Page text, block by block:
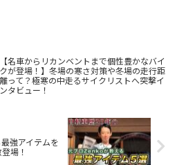
【名車からリカンベントまで個性豊かなバイ
クが登場！】冬場の寒さ対策や冬場の走行距
離って？極寒の中走るサイクリストへ突撃イ
ンタビュー！
強アイテムを
場！